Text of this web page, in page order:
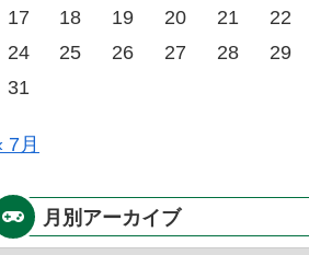
17
18 19 20 21 22
24
25 26 27 28 29
31
7月
月別アーカイブ